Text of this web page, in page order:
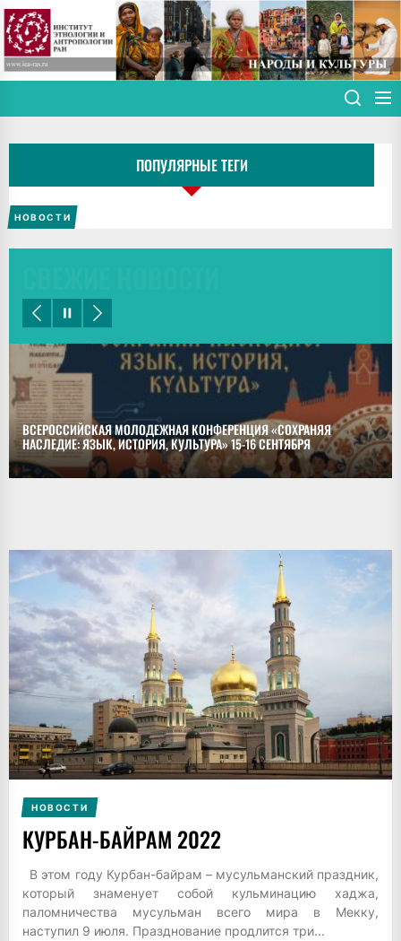
Skip
to
the
content
ПОПУЛЯРНЫЕ ТЕГИ
НОВОСТИ
ВСЕРОССИЙСКАЯ МОЛОДЕЖНАЯ КОНФЕРЕНЦИЯ «СОХРАНЯЯ
НАСЛЕДИЕ: ЯЗЫК, ИСТОРИЯ, КУЛЬТУРА» 15-16 СЕНТЯБРЯ
НОВОСТИ
КУРБАН-БАЙРАМ 2022
В этом году Курбан-байрам – мусульманский праздник,
который знаменует собой кульминацию хаджа,
паломничества мусульман всего мира в Мекку,
наступил 9 июля. Празднование продлится три...